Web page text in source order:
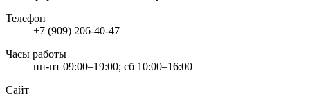
Телефон
+7 (909) 206-40-47
Часы работы
пн-пт 09:00–19:00; сб 10:00–16:00
Сайт